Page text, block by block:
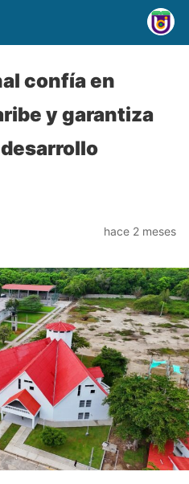
confía en
y garantiza
hace 2 meses